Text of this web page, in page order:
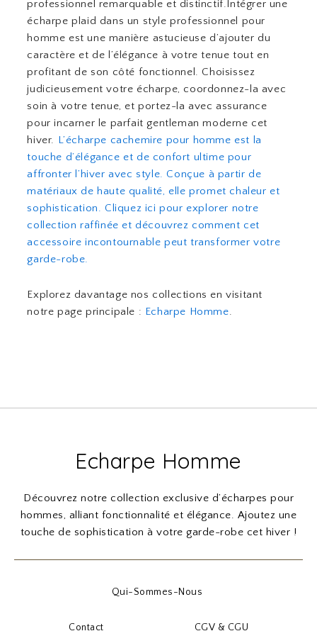
professionnel remarquable et distinctif.Intégrer une
écharpe plaid dans un style professionnel pour
homme est une manière astucieuse d’ajouter du
caractère et de l’élégance à votre tenue tout en
profitant de son côté fonctionnel. Choisissez
judicieusement votre écharpe, coordonnez-la avec
soin à votre tenue, et portez-la avec assurance
pour incarner le parfait gentleman moderne cet
hiver. L’écharpe cachemire pour homme est la
touche d’élégance et de confort ultime pour
affronter l’hiver avec style. Conçue à partir de
matériaux de haute qualité, elle promet chaleur et
sophistication. Cliquez ici pour explorer notre
collection raffinée et découvrez comment cet
accessoire incontournable peut transformer votre
garde-robe.
Explorez davantage nos collections en visitant
notre page principale : Echarpe Homme.
Echarpe Homme
Découvrez notre collection exclusive d’écharpes pour
hommes, alliant fonctionnalité et élégance. Ajoutez une
touche de sophistication à votre garde-robe cet hiver !
Qui-Sommes-Nous
Contact CGV & CGU